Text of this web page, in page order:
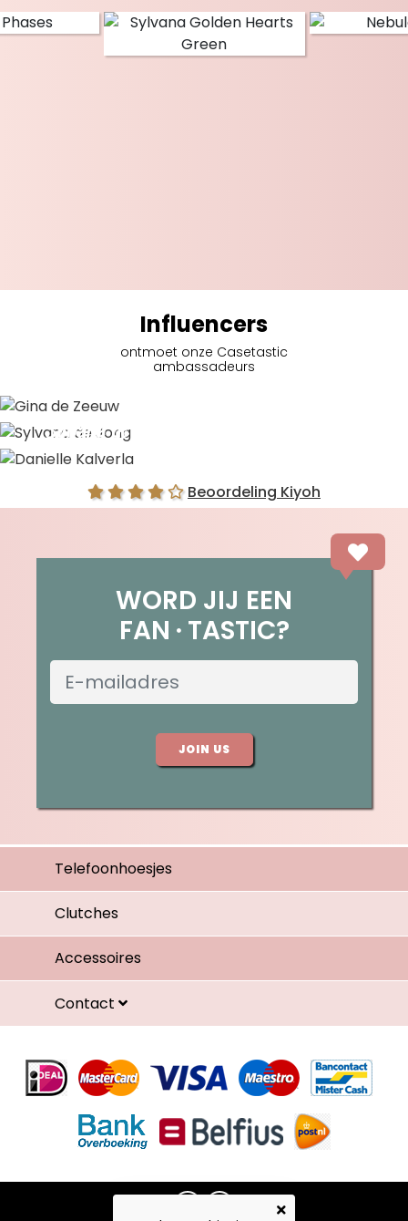
Influencers
ontmoet onze Casetastic
ambassadeurs
Sylvana de Jong
Beoordeling Kiyoh
WORD JIJ EEN
FAN TASTIC?
JOIN US
Telefoonhoesjes
Clutches
Accessoires
Contact